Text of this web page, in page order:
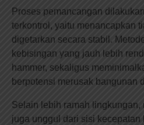
Proses pemancangan
terkontrol, yaitu menancapkan
digetarkan secara stabil.
kebisingan yang jauh lebih
hammer, sekaligus
berpotensi merusak bangunan
Selain lebih ramah lingkungan,
juga unggul dari sisi